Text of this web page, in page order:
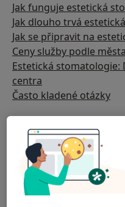
Jak funguje estetická
Jak dlouho trvá
Jak se připravit na
Ceny služby podle města
Estetická stomatologie:
centra
Často kladené otázky